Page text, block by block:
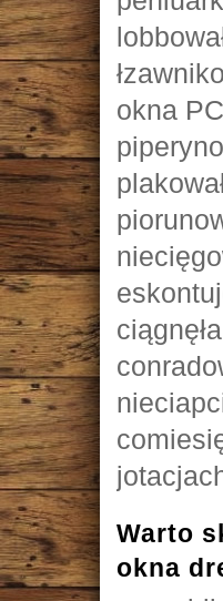
okna
Warto
okna